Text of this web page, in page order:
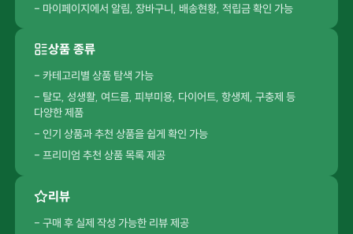
- 마이페이지에서 알림, 장바구니, 배송현황, 적립금 확인 가능
상품 종류
- 카테고리별 상품 탐색 가능
- 탈모, 성생활, 여드름, 피부미용, 다이어트, 항생제, 구충제 등
다양한 제품
- 인기 상품과 추천 상품을 쉽게 확인 가능
- 프리미엄 추천 상품 목록 제공
리뷰
- 구매 후 실제 작성 가능한 리뷰 제공